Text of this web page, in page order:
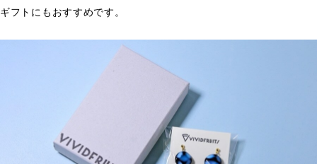
ギフトにもおすすめです。